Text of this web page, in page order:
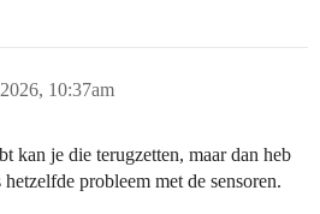
10:37am
kan je die terugzetten, maar dan heb
probleem met de sensoren.